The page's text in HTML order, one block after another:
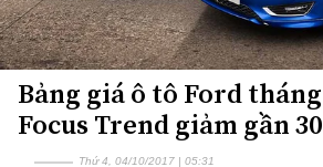
Bảng giá ô tô Ford tháng
Focus Trend giảm gần
Thứ 4, 04/10/2017 | 05:31